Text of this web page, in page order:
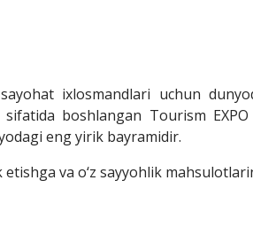
ixlosmandlari uchun
boshlangan Tourism
eng yirik bayramidir.
va o‘z sayyohlik